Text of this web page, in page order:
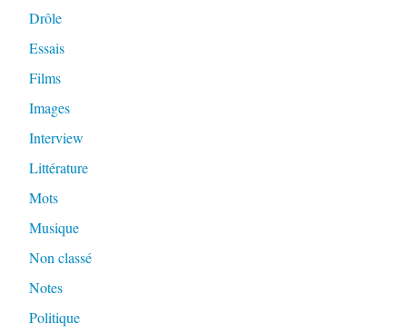
Drôle
Essais
Films
Images
Interview
Littérature
Mots
Musique
Non classé
Notes
Politique